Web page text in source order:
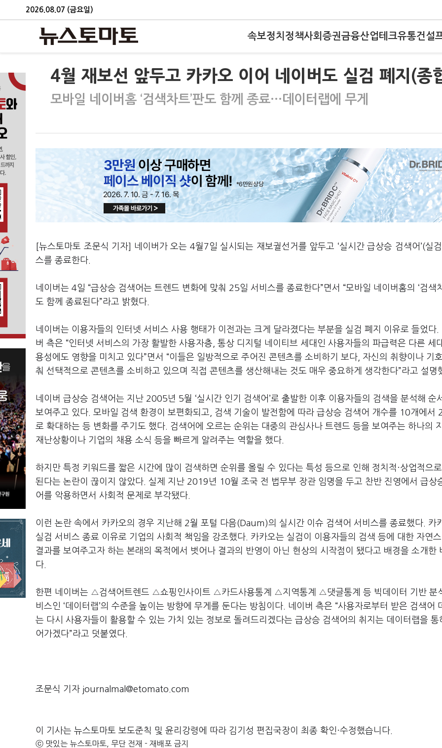
2026.08.07 (금요일)
속보정치 정책사회 증권금융산업테크유통건설
4월 재보선 앞두고 카카오 이어 네이버도 실검 폐지(종
모바일 네이버홈 ‘검색차트’판도 함께 종료…데이터랩에 무게
[뉴스토마토 조문식 기자] 네이버가 오는 4월7일 실시되는 재보궐선거를 앞두고 ‘실시간 급상승 검색어’(실
스를 종료한다.
네이버는 4일 “급상승 검색어는 트렌드 변화에 맞춰 25일 서비스를 종료한다”면서 “모바일 네이버홈의 ‘검색
도 함께 종료된다”라고 밝혔다.
네이버는 이용자들의 인터넷 서비스 사용 행태가 이전과는 크게 달라졌다는 부분을 실검 폐지 이유로 들었다.
버 측은 “인터넷 서비스의 가장 활발한 사용자층, 통상 디지털 네이티브 세대인 사용자들의 파급력은 다른 세
용성에도 영향을 미치고 있다”면서 “이들은 일방적으로 주어진 콘텐츠를 소비하기 보다, 자신의 취향이나 기
춰 선택적으로 콘텐츠를 소비하고 있으며 직접 콘텐츠를 생산해내는 것도 매우 중요하게 생각한다”라고 설명
네이버 급상승 검색어는 지난 2005년 5월 ‘실시간 인기 검색어’로 출발한 이후 이용자들의 검색을 분석해 순
보여주고 있다. 모바일 검색 환경이 보편화되고, 검색 기술이 발전함에 따라 급상승 검색어 개수를 10개에서
로 확대하는 등 변화를 주기도 했다. 검색어에 오르는 순위는 대중의 관심사나 트렌드 등을 보여주는 하나의
재난상황이나 기업의 채용 소식 등을 빠르게 알려주는 역할을 했다.
하지만 특정 키워드를 짧은 시간에 많이 검색하면 순위를 올릴 수 있다는 특성 등으로 인해 정치적·상업적으
된다는 논란이 끊이지 않았다. 실제 지난 2019년 10월 조국 전 법무부 장관 임명을 두고 찬반 진영에서 급상
어를 악용하면서 사회적 문제로 부각됐다.
이런 논란 속에서 카카오의 경우 지난해 2월 포털 다음(Daum)의 실시간 이슈 검색어 서비스를 종료했다. 카
실검 서비스 종료 이유로 기업의 사회적 책임을 강조했다. 카카오는 실검이 이용자들의 검색 등에 대한 자연
결과를 보여주고자 하는 본래의 목적에서 벗어나 결과의 반영이 아닌 현상의 시작점이 됐다고 배경을 소개한
다.
한편 네이버는 △검색어트렌드 △쇼핑인사이트 △카드사용통계 △지역통계 △댓글통계 등 빅데이터 기반 분
비스인 ‘데이터랩’의 수준을 높이는 방향에 무게를 둔다는 방침이다. 네이버 측은 “사용자로부터 받은 검색어
는 다시 사용자들이 활용할 수 있는 가치 있는 정보로 돌려드리겠다는 급상승 검색어의 취지는 데이터랩을 통
어가겠다”라고 덧붙였다.
조문식 기자 journalmal@etomato.com
이 기사는 뉴스토마토 보도준칙 및 윤리강령에 따라 김기성 편집국장이 최종 확인·수정했습니다.
ⓒ 맛있는 뉴스토마토, 무단 전재 - 재배포 금지